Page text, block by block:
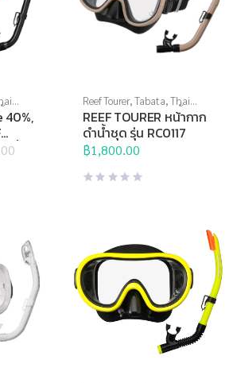
ำ,
น้ำ
40%,
น้ำ
Reef Tourer,Tabata,Thai
Sports Brand,กีฬาทางน้ำ,
หน้ากากดำน้ำ,อุปกรณ์ดำน้ำ
REEF TOURER หน้ากาก
ดำน้ำชุด รุ่น RC0117
฿1,800.00